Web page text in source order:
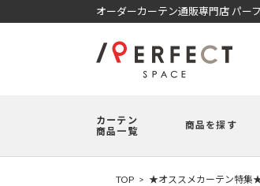
オーダーカーテン通販専門店 パー
カーテン
商品一覧
商品を探す
TOP ★オススメカーテン特集